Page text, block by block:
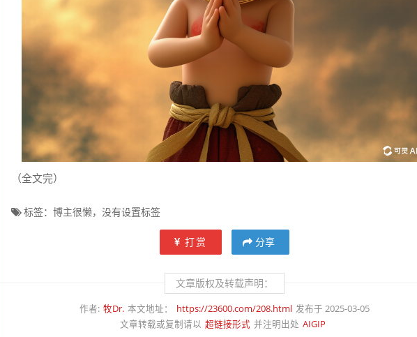
（全文完）
标签：博主很懒，没有设置标签
打赏 分享
文章版权及转载声明：
作者: 牧Dr. 本文地址： https://23600.com/208.html 发布于 2025-03-05
文章转载或复制请以 超链接形式 并注明出处 AIGIP